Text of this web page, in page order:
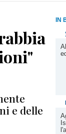
IN
e delle